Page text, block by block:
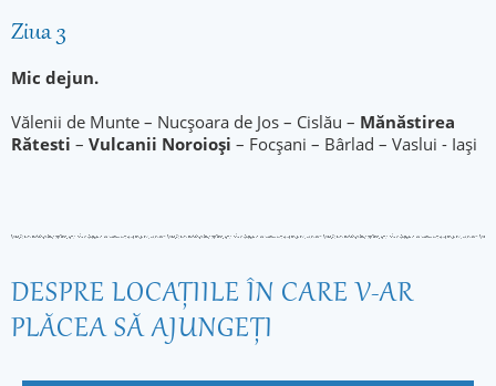
Ziua 3
Mic dejun.
Vălenii de Munte – Nucșoara de Jos – Cislău – Mănăstirea
Rătesti – Vulcanii Noroioși – Focșani – Bârlad – Vaslui - Iași
DESPRE LOCAŢIILE ÎN CARE V-AR
PLĂCEA SĂ AJUNGEŢI